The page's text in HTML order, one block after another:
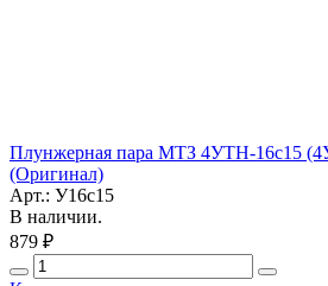
Плунжерная пара МТЗ 4УТН-16с15
(Оригинал)
Арт.: У16с15
В наличии.
879 ₽